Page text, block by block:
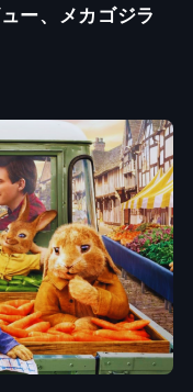
ー、メカゴジラ